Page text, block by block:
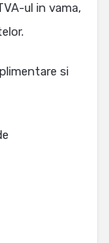
ul in vama,
si